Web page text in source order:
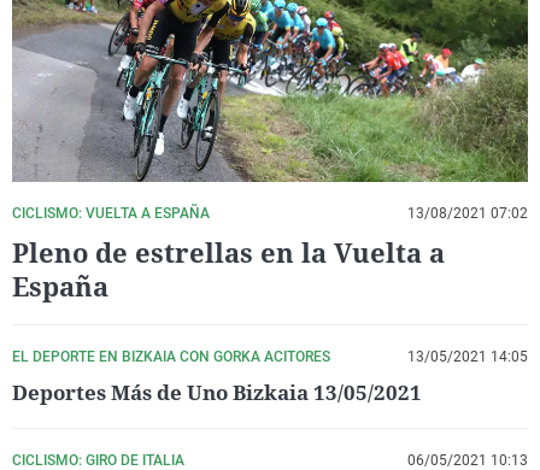
La rosa de los vientos
Gente viajera
Como el perro y el
Caso
Retornados
Equipo de
Operación Viuda
Extremadura
Galicia
La Rioja
Navarra
País Vasco
Virales
Televisión
Elecciones
CICLISMO: VUELTA A ESPAÑA 13/08/2021 07:02
Pleno de estrellas en la Vuelta a
España
EL DEPORTE EN BIZKAIA CON GORKA ACITORES 13/05/2021 14:05
Deportes Más de Uno Bizkaia 13/05/2021
CICLISMO: GIRO DE ITALIA 06/05/2021 10:13